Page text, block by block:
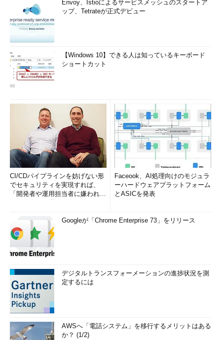
Envoy、Istioによるサービスメッシュのスタートア
ップ、Tetrateが正式デビュー
【Windows 10】できる人は知っているキーボード
ショートカット
CI/CDパイプラインを妨げない形
でセキュリティを実現すれば、
「開発者や運用担当者に嫌われな
Faceook、AI処理向けのモジュラ
ーハードウェアプラットフォーム
とASICを発表
Googleが「Chrome Enterprise 73」をリリース
デジタルトランスフォーメーションの進捗状況を測
定するには
AWSへ「電話システム」を移行するメリットはある
か？ (1/2)